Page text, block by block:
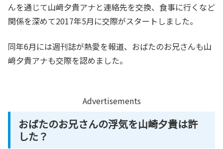
んを通じて山﨑夕貴アナと連絡先を交換、食事に行くなど
関係を深めて2017年5月に交際がスタートしました。
同年6月には週刊誌が熱愛を報道、おばたのお兄さんも山
﨑夕貴アナも交際を認めました。
Advertisements
おばたのお兄さんの浮気を山崎夕貴は許
した？